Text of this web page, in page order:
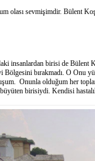
olası sevmişimdir. Bülent
insanlardan birisi de Bülent
Bölgesini bırakmadı. O Onu
Onunla olduğum her
birisiydi. Kendisi